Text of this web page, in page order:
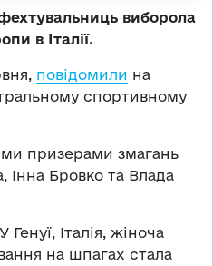
виборола
в Італії.
повідомили на
спортивному
призерами змагань
Інна Бровко та Влада
Італія, жіноча
на шпагах стала